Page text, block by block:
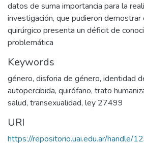
datos de suma importancia para la
investigación, que pudieron
quirúrgico presenta un déficit de
problemática
Keywords
género, disforia de género, identidad
autopercibida, quirófano, trato
salud, transexualidad, ley 27499
URI
https://repositorio.uai.edu.ar/handle/